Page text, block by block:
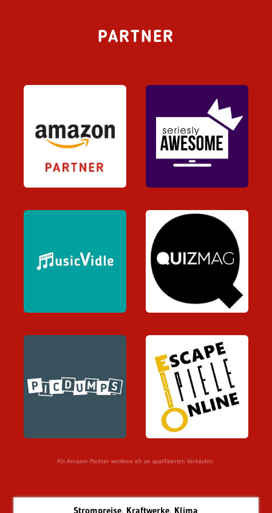
PARTNER
Als Amazon-Partner verdiene ich an qualifizierten Verkäufen.
Strompreise, Kraftwerke, Klima